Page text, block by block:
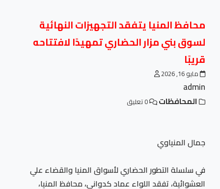
محافظ المنيا يتفقد التجهيزات النهائية
لسوق بني مزار الحضاري تمهيدًا لافتتاحه
قريبًا
مايو 16, 2026
admin
المحافظات
جمال المنياوي
في سلسلة التطور الحضاري لأسواق المنيا والقضاء علي
العشوائية، تفقد اللواء عماد كدواني، محافظ المنيا،